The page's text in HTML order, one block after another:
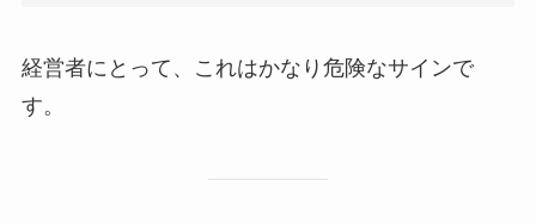
経営者にとって、これはかなり危険なサインで
す。